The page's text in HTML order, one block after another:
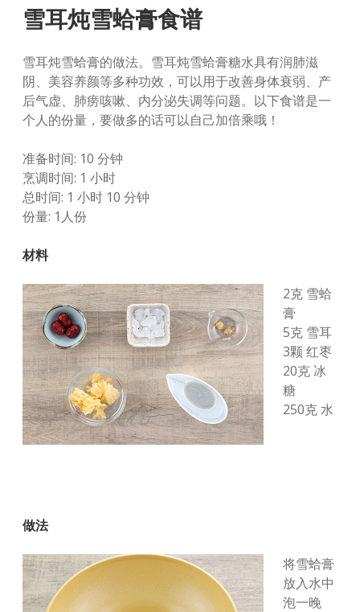
雪耳炖雪蛤膏食谱
雪耳炖雪蛤膏的做法。雪耳炖雪蛤膏糖水具有润肺滋
阴、美容养颜等多种功效，可以用于改善身体衰弱、产
后气虚、肺痨咳嗽、内分泌失调等问题。以下食谱是一
个人的份量，要做多的话可以自己加倍乘哦！
准备时间: 10 分钟
烹调时间: 1 小时
总时间: 1 小时 10 分钟
份量: 1人份
材料
2克 雪蛤
膏
5克 雪耳
3颗 红枣
20克 冰
糖
250克 水
做法
将雪蛤膏
放入水中
泡一晚